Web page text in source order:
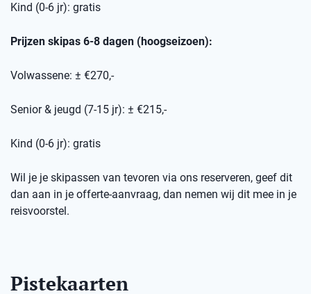
Kind (0-6 jr): gratis
Prijzen skipas 6-8 dagen (hoogseizoen):
Volwassene: ± €270,-
Senior & jeugd (7-15 jr): ± €215,-
Kind (0-6 jr): gratis
Wil je je skipassen van tevoren via ons reserveren, geef dit
dan aan in je offerte-aanvraag, dan nemen wij dit mee in je
reisvoorstel.
Pistekaarten